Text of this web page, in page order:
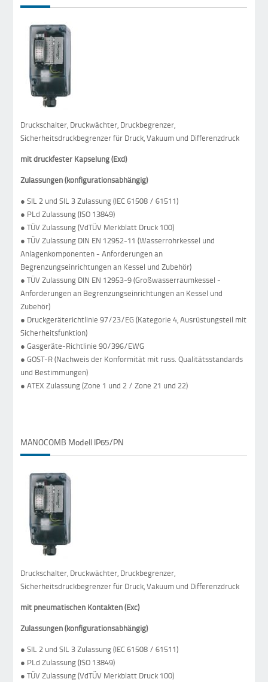
Druckschalter, Druckwächter, Druckbegrenzer,
Sicherheitsdruckbegrenzer für Druck, Vakuum und Differenzdruck
mit druckfester Kapselung (Exd)
Zulassungen (konfigurationsabhängig)
● SIL 2 und SIL 3 Zulassung (IEC 61508 / 61511)
● PLd Zulassung (ISO 13849)
● TÜV Zulassung (VdTÜV Merkblatt Druck 100)
● TÜV Zulassung DIN EN 12952-11 (Wasserrohrkessel und
Anlagenkomponenten - Anforderungen an
Begrenzungseinrichtungen an Kessel und Zubehör)
● TÜV Zulassung DIN EN 12953-9 (Großwasserraumkessel -
Anforderungen an Begrenzungseinrichtungen an Kessel und
Zubehör)
● Druckgeräterichtlinie 97/23/EG (Kategorie 4, Ausrüstungsteil mit
Sicherheitsfunktion)
● Gasgeräte-Richtlinie 90/396/EWG
● GOST-R (Nachweis der Konformität mit russ. Qualitätsstandards
und Bestimmungen)
● ATEX Zulassung (Zone 1 und 2 / Zone 21 und 22)
MANOCOMB Modell IP65/PN
Druckschalter, Druckwächter, Druckbegrenzer,
Sicherheitsdruckbegrenzer für Druck, Vakuum und Differenzdruck
mit pneumatischen Kontakten (Exc)
Zulassungen (konfigurationsabhängig)
● SIL 2 und SIL 3 Zulassung (IEC 61508 / 61511)
● PLd Zulassung (ISO 13849)
● TÜV Zulassung (VdTÜV Merkblatt Druck 100)